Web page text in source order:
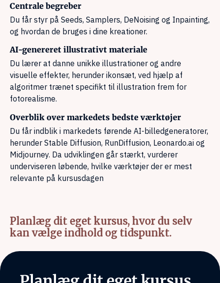
Centrale begreber
Du får styr på Seeds, Samplers, DeNoising og Inpainting,
og hvordan de bruges i dine kreationer.
AI-genereret illustrativt materiale
Du lærer at danne unikke illustrationer og andre
visuelle effekter, herunder ikonsæt, ved hjælp af
algoritmer trænet specifikt til illustration frem for
fotorealisme.
Overblik over markedets bedste værktøjer
Du får indblik i markedets førende AI-billedgeneratorer,
herunder Stable Diffusion, RunDiffusion, Leonardo.ai og
Midjourney. Da udviklingen går stærkt, vurderer
underviseren løbende, hvilke værktøjer der er mest
relevante på kursusdagen
Planlæg dit eget kursus, hvor du selv
kan vælge indhold og tidspunkt.